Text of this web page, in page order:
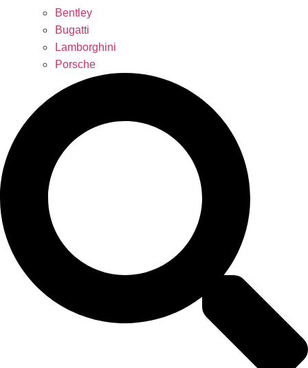
Bentley
Bugatti
Lamborghini
Porsche